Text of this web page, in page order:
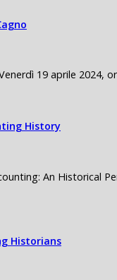
19 aprile 2024,
History
An Historical
Historians